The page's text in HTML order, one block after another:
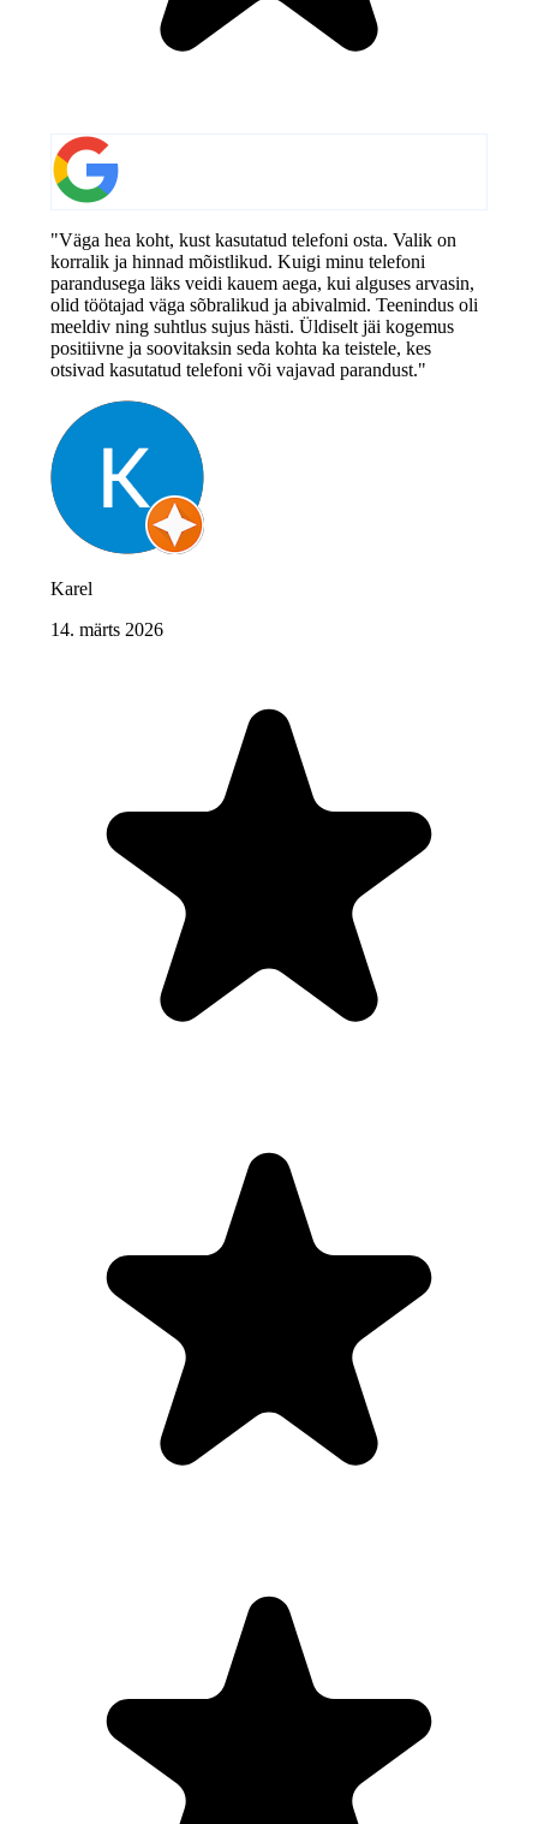
"Väga hea koht, kust kasutatud telefoni osta. Valik on
korralik ja hinnad mõistlikud. Kuigi minu telefoni
parandusega läks veidi kauem aega, kui alguses arvasin,
olid töötajad väga sõbralikud ja abivalmid. Teenindus oli
meeldiv ning suhtlus sujus hästi. Üldiselt jäi kogemus
positiivne ja soovitaksin seda kohta ka teistele, kes
otsivad kasutatud telefoni või vajavad parandust."
Karel
14. märts 2026